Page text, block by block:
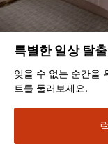
특별한 일상 탈
잊을 수 없는 순간을
트를 둘러보세요.